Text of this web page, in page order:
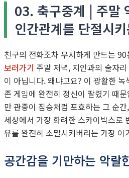
03. 축구중계 | 주말
인간관계를 단절시
친구의 전화조차 무시하게 만드는
보러가기 주말 저녁, 지인과의 술자
이 아닙니다. 왜냐고요? 이 광활한
존 게임에 완전히 정신이 팔렸기 때
만 관중이 짐승처럼 포효하는 그 순
세상에서 가장 화려한 스카이박스로
유를 완전히 소멸시켜버리는 가장 이
공간감을 기만하는 악랄